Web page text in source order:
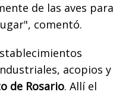
de las aves para
comentó.
acopios y
de Rosario. Allí el